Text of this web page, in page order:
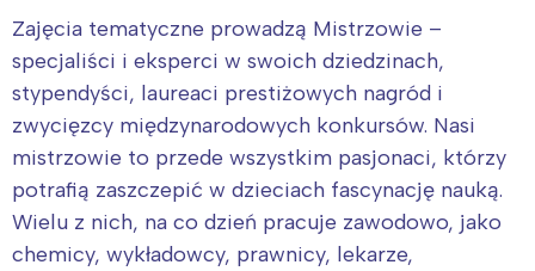
Zajęcia tematyczne prowadzą Mistrzowie –
specjaliści i eksperci w swoich dziedzinach,
stypendyści, laureaci prestiżowych nagród i
zwycięzcy międzynarodowych konkursów. Nasi
mistrzowie to przede wszystkim pasjonaci, którzy
potrafią zaszczepić w dzieciach fascynację nauką.
Wielu z nich, na co dzień pracuje zawodowo, jako
chemicy, wykładowcy, prawnicy, lekarze,